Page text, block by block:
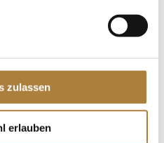
zulassen
erlauben
jährigen Nachwuchsstute